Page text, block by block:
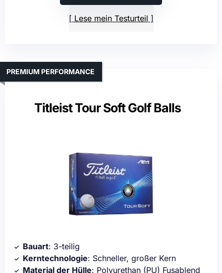
Lese mein Testurteil
Titleist Tour Soft Golf Balls
PREMIUM PERFORMANCE
Bauart: 3-teilig
Kerntechnologie: Schneller, großer Kern
Material der Hülle: Polyurethan (PU) Fusablend